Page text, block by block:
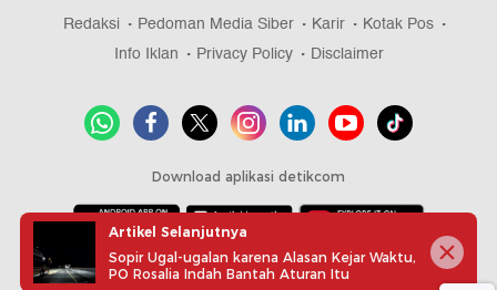
Redaksi Pedoman Media Siber Karir
Kotak Pos
Info Iklan
Privacy Policy Disclaimer
Download aplikasi detikcom
Copyright @ 2026 detikcom, All right reserved
Artikel Selanjutnya
Sopir Ugal-ugalan karena Alasan Kejar Waktu,
PO Rosalia Indah Bantah Aturan Itu